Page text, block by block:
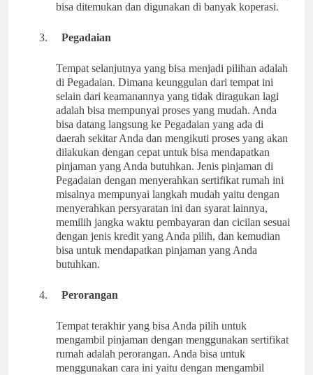
bisa ditemukan dan digunakan di banyak koperasi.
3. Pegadaian
Tempat selanjutnya yang bisa menjadi pilihan adalah
di Pegadaian. Dimana keunggulan dari tempat ini
selain dari keamanannya yang tidak diragukan lagi
adalah bisa mempunyai proses yang mudah. Anda
bisa datang langsung ke Pegadaian yang ada di
daerah sekitar Anda dan mengikuti proses yang akan
dilakukan dengan cepat untuk bisa mendapatkan
pinjaman yang Anda butuhkan. Jenis pinjaman di
Pegadaian dengan menyerahkan sertifikat rumah ini
misalnya mempunyai langkah mudah yaitu dengan
menyerahkan persyaratan ini dan syarat lainnya,
memilih jangka waktu pembayaran dan cicilan sesuai
dengan jenis kredit yang Anda pilih, dan kemudian
bisa untuk mendapatkan pinjaman yang Anda
butuhkan.
4. Perorangan
Tempat terakhir yang bisa Anda pilih untuk
mengambil pinjaman dengan menggunakan sertifikat
rumah adalah perorangan. Anda bisa untuk
menggunakan cara ini yaitu dengan mengambil